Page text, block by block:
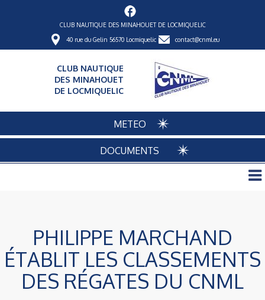
CLUB NAUTIQUE DES MINAHOUET DE LOCMIQUELIC
40 rue du Gelin 56570 Locmiquelic contact@cnml.eu
CLUB NAUTIQUE
DES MINAHOUET
DE LOCMIQUELIC
METEO
DOCUMENTS
PHILIPPE MARCHAND
ÉTABLIT LES CLASSEMENTS
DES RÉGATES DU CNML